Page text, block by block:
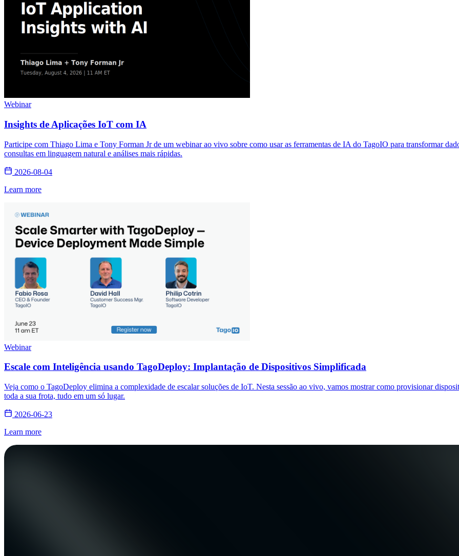
Webinar
Insights de Aplicações IoT com IA
Participe com Thiago Lima e Tony Forman Jr de um webinar ao vivo sobre como usar as ferramentas de IA do TagoIO para transformar
consultas em linguagem natural e análises mais rápidas.
2026-08-04
Learn more
Webinar
Escale com Inteligência usando TagoDeploy: Implantação de Dispositivos Simplificada
Veja como o TagoDeploy elimina a complexidade de escalar soluções de IoT. Nesta sessão ao vivo, vamos mostrar como provisionar
toda a sua frota, tudo em um só lugar.
2026-06-23
Learn more